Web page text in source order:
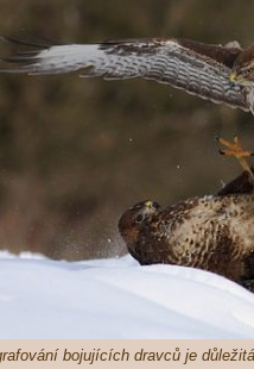
bojujících dravců je